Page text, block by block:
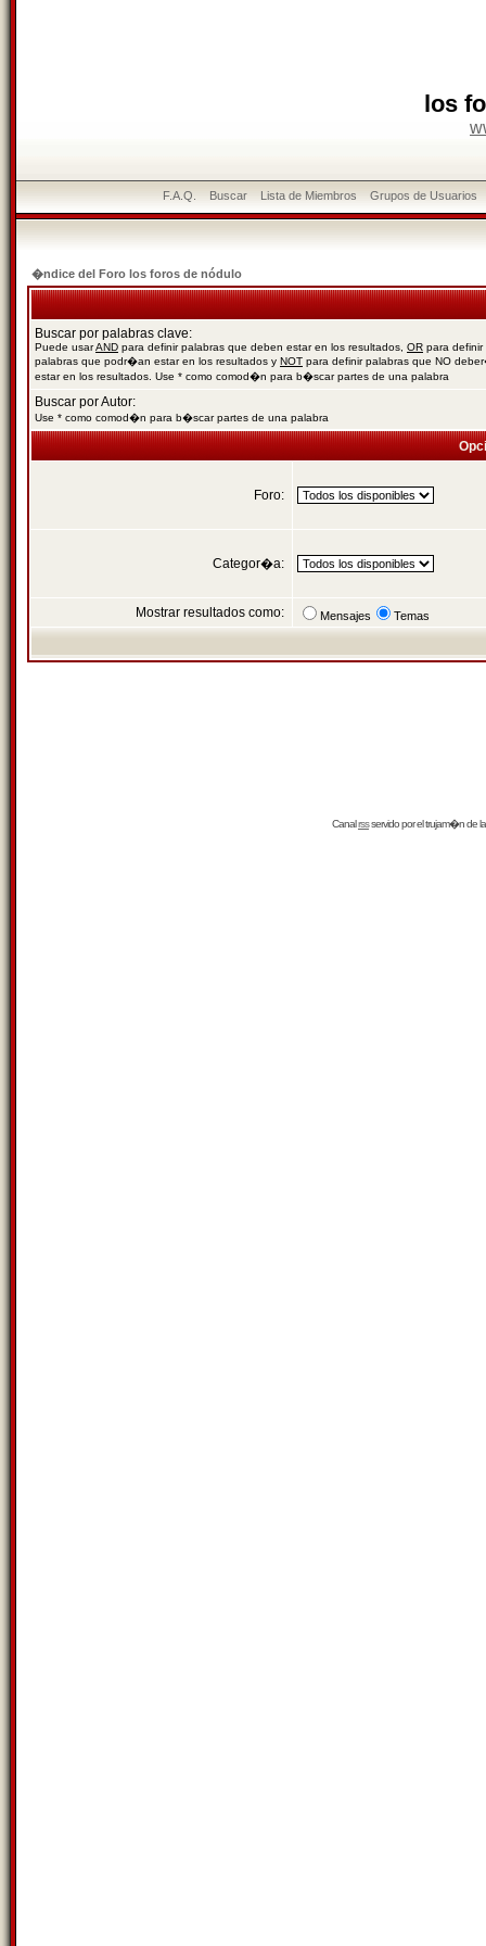
los
F.A.Q. Buscar Lista de Miembros Grupos de Usuarios
�ndice del Foro los foros de nódulo
Buscar por palabras clave:
Puede usarAND para definir palabras que deben estar en los resultados, OR para definir
palabras que podr�an estar en los resultados y NOT para definir palabras que NO
estar en los resultados. Use * como comod�n para b�scar partes de una palabra
Buscar por Autor:
Use * como comod�n para b�scar partes de una palabra
Foro:
Categor�a:
Mostrar resultados como: Mensajes Temas
Canalrssservido por eltrujam�nde